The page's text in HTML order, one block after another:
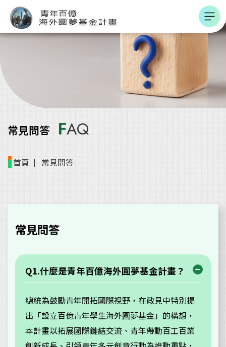
跳到主要內容區
青年百億海外圓夢基金計畫
常見問答 FAQ
首頁 常見問答
常見問答
Q1.什麼是青年百億海外圓夢基金計畫？
總統為鼓勵青年開拓國際視野，在政見中特別提
出「設立百億青年學生海外圓夢基金」的構想，
本計畫以拓展國際鏈結交流、青年帶動百工百業